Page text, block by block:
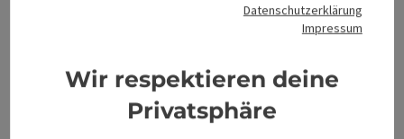
Letzte Aktualisierung
07.08.2026 - 20:57
Datenschutzerklärung
Impressum
Wir respektieren deine
Privatsphäre